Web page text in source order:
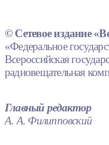
© Сетевое издание
«Федеральное
Всероссийская
радиовещательная
Главный редактор
А. А. Филипповский